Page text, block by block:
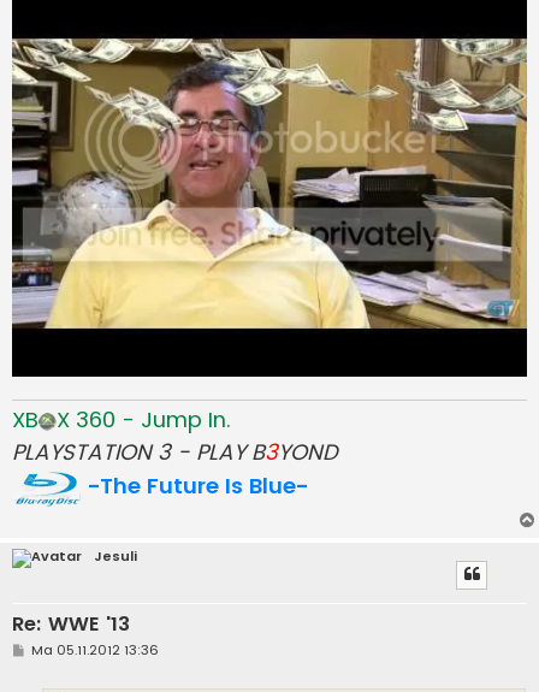
XB
X 360 - Jump In.
PLAYSTATION 3 - PLAY B3YOND
-The Future Is Blue-
Jesuli
Re: WWE '13
VMa 05.11.2012 13:36